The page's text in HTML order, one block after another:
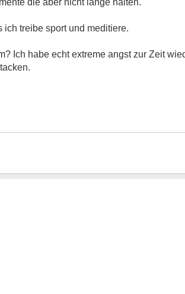
die aber nicht lange halten.
ich treibe sport und meditiere.
Ich habe echt extreme angst zur Zeit